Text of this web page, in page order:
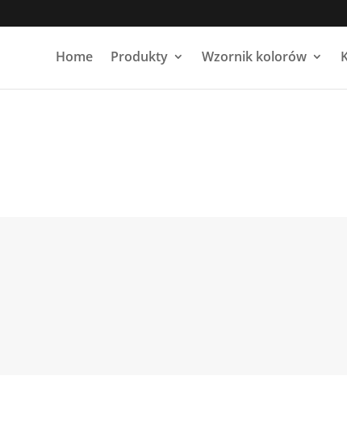
Home Produkty Wzornik kolorów